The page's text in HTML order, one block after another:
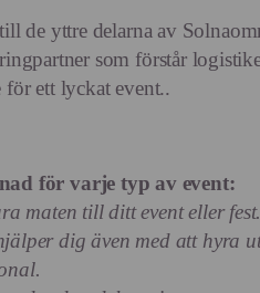
till de yttre delarna av Solna
som förstår
för ett lyckat event..
för varje typ av event:
maten till ditt event eller fest.
dig även med att hyra